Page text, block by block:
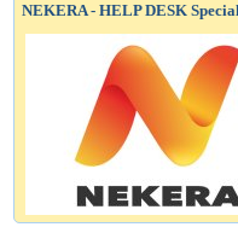
NEKERA - HELP DESK